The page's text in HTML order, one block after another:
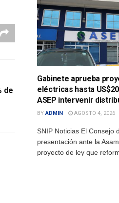
de
Gabinete aprueba
eléctricas hasta
ASEP intervenir
BY ADMIN AGOSTO 4, 2026
SNIP Noticias El Consejo
presentación ante la
proyecto de ley que